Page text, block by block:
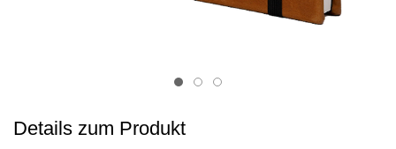
Item 1
Item 2Item 3
Details zum Produkt